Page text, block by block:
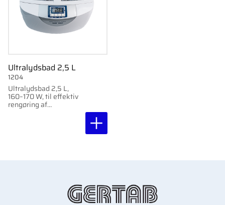
Ultralydsbad 2,5 L
Ultralydsbad 2,5 L,
160–170 W, til effektiv
rengøring af
1204